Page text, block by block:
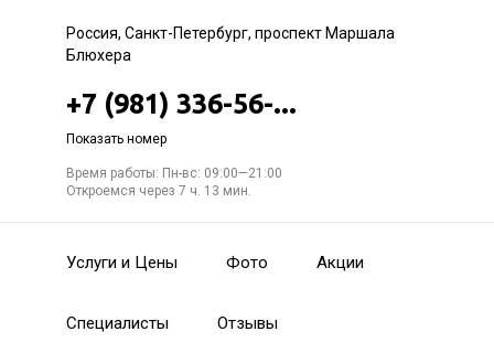
Россия, Санкт-Петербург, проспект Маршала
Блюхера
+7 (981) 336-56-...
Показать номер
Время работы: Пн-вс: 09:00—21:00
Откроемся через 7 ч. 13 мин.
Услуги и Цены Фото Акции
Специалисты Отзывы